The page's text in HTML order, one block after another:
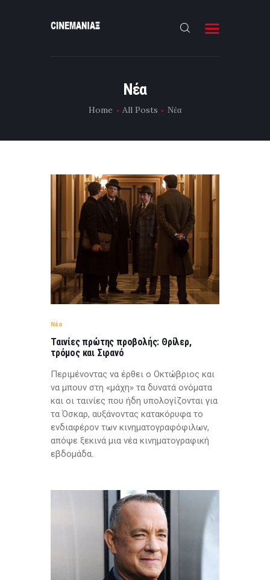
Νέα
Home All Posts Νέα
FILMMAKING
EΠΙΚΟΙΝΩΝΙΑ
Νέα
Ταινίες πρώτης προβολής: Θρίλερ,
τρόμος και Σιρανό
Περιμένοντας να έρθει ο Οκτώβριος και
να μπουν στη «μάχη» τα δυνατά ονόματα
και οι ταινίες που ήδη υπολογίζονται για
τα Όσκαρ, αυξάνοντας κατακόρυφα το
ενδιαφέρον των κινηματογραφόφιλων,
απόψε ξεκινά μια νέα κινηματογραφική
εβδομάδα.